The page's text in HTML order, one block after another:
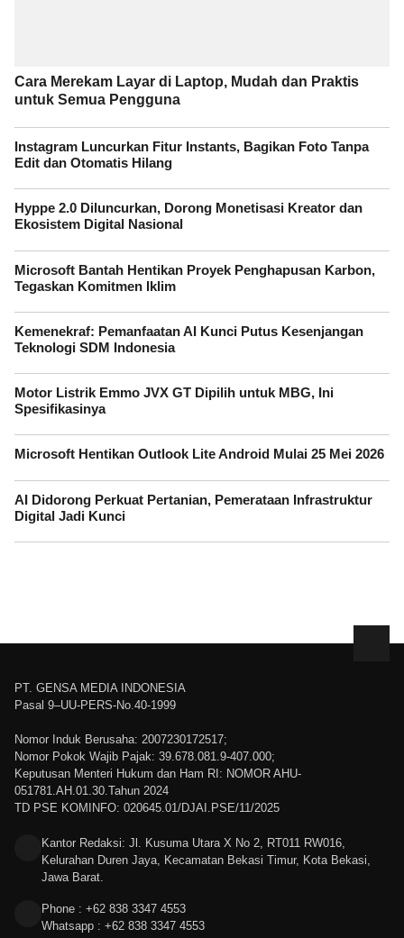
Cara Merekam Layar di Laptop, Mudah dan Praktis
untuk Semua Pengguna
Instagram Luncurkan Fitur Instants, Bagikan Foto Tanpa
Edit dan Otomatis Hilang
Hyppe 2.0 Diluncurkan, Dorong Monetisasi Kreator dan
Ekosistem Digital Nasional
Microsoft Bantah Hentikan Proyek Penghapusan Karbon,
Tegaskan Komitmen Iklim
Kemenekraf: Pemanfaatan AI Kunci Putus Kesenjangan
Teknologi SDM Indonesia
Motor Listrik Emmo JVX GT Dipilih untuk MBG, Ini
Spesifikasinya
Microsoft Hentikan Outlook Lite Android Mulai 25 Mei 2026
AI Didorong Perkuat Pertanian, Pemerataan Infrastruktur
Digital Jadi Kunci
PT. GENSA MEDIA INDONESIA
Pasal 9–UU-PERS-No.40-1999
Nomor Induk Berusaha: 2007230172517;
Nomor Pokok Wajib Pajak: 39.678.081.9-407.000;
Keputusan Menteri Hukum dan Ham RI: NOMOR AHU-
051781.AH.01.30.Tahun 2024
TD PSE KOMINFO: 020645.01/DJAI.PSE/11/2025
Kantor Redaksi: Jl. Kusuma Utara X No 2, RT011 RW016,
Kelurahan Duren Jaya, Kecamatan Bekasi Timur, Kota Bekasi,
Jawa Barat.
Phone : +62 838 3347 4553
Whatsapp : +62 838 3347 4553